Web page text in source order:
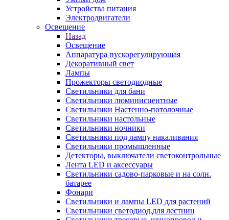
Устройства питания
Электродвигатели
Освещение
Назад
Освещение
Аппаратура пускорегулирующая
Декоративный свет
Лампы
Прожекторы светодиодные
Светильники для бани
Светильники люминисцентные
Светильники Настенно-потолочные
Светильники настольные
Светильники ночники
Светильники под лампу накаливания
Светильники промышленные
Детекторы, выключатели светоконтрольные
Лента LED и аксессуары
Светильники садово-парковые и на солн.
батарее
Фонари
Светильники и лампы LED для растений
Светильники светодиод.для лестниц